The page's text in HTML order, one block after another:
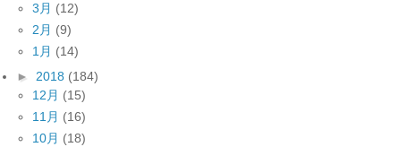
3月 (12)
2月 (9)
1月 (14)
► 2018 (184)
12月 (15)
11月 (16)
10月 (18)